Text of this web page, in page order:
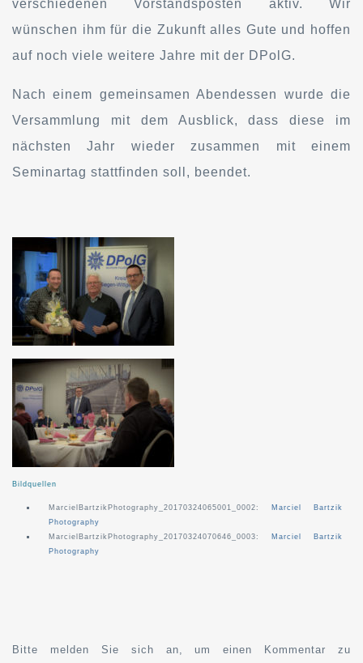
verschiedenen Vorstandsposten aktiv. Wir
wünschen ihm für die Zukunft alles Gute und hoffen
auf noch viele weitere Jahre mit der DPolG.
Nach einem gemeinsamen Abendessen wurde die
Versammlung mit dem Ausblick, dass diese im
nächsten Jahr wieder zusammen mit einem
Seminartag stattfinden soll, beendet.
Bildquellen
MarcielBartzikPhotography_20170324065001_0002: Marciel Bartzik
Photography
MarcielBartzikPhotography_20170324070646_0003: Marciel Bartzik
Photography
Bitte melden Sie sich an, um einen Kommentar zu